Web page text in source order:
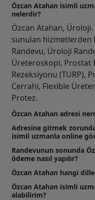
Özcan Atahan isimli
nelerdir?
Özcan Atahan,
sunulan hizmetlerden
Randevu, Üroloji
Üreteroskopi, Prostat
Rezeksiyonu (TURP),
Cerrahi, Flexible
Protez.
Özcan Atahan adresi
Adresine gitmek
isimli uzmanla online
Randevunun sonunda
ödeme nasıl yapılır?
Özcan Atahan hangi
Özcan Atahan isimli
alabilirim?